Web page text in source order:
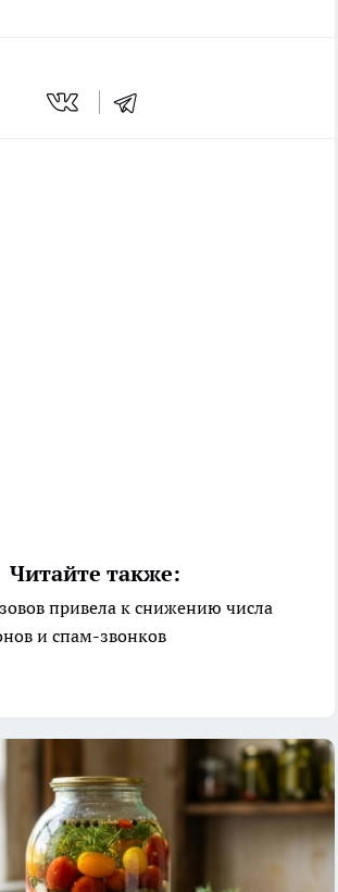
Читайте также:
привела к снижению числа
и спам-звонков